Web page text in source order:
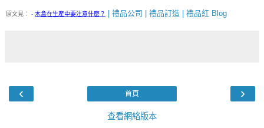
原文見： - 木盒在生産中要注意什麼？ | 禮品公司 | 禮品訂造 | 禮品紅 Blog
‹ ›
首頁
查看網絡版本